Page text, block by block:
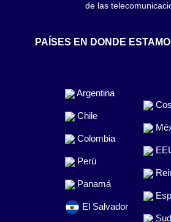
de las
PAÍSES EN DONDE
Argentina
Chile
Colombia
Perú
Panamá
El Salvador